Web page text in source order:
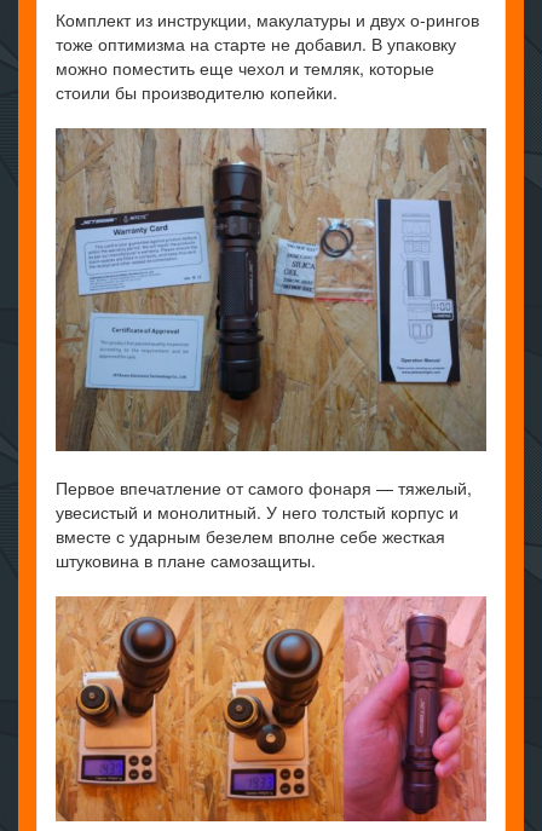
Комплект из инструкции, макулатуры и двух о-рингов
тоже оптимизма на старте не добавил. В упаковку
можно поместить еще чехол и темляк, которые
стоили бы производителю копейки.
Первое впечатление от самого фонаря — тяжелый,
увесистый и монолитный. У него толстый корпус и
вместе с ударным безелем вполне себе жесткая
штуковина в плане самозащиты.